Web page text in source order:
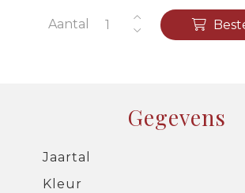
Aantal
Gegevens
Jaartal
Kleur